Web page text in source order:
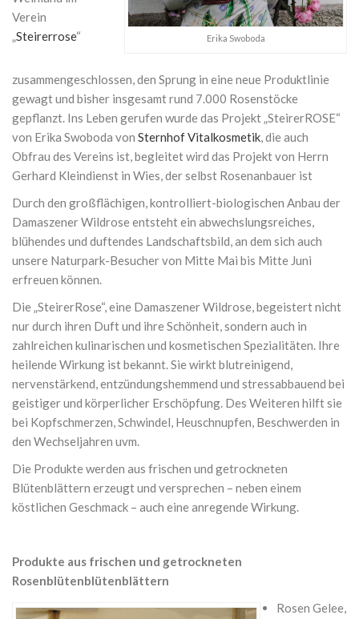
Erika Swoboda
Verein
„Steirerrose“
zusammengeschlossen, den Sprung in eine neue Produktlinie
gewagt und bisher insgesamt rund 7.000 Rosenstöcke
gepflanzt. Ins Leben gerufen wurde das Projekt „SteirerROSE“
von Erika Swoboda von Sternhof Vitalkosmetik, die auch
Obfrau des Vereins ist, begleitet wird das Projekt von Herrn
Gerhard Kleindienst in Wies, der selbst Rosenanbauer ist
Durch den großflächigen, kontrolliert-biologischen Anbau der
Damaszener Wildrose entsteht ein abwechslungsreiches,
blühendes und duftendes Landschaftsbild, an dem sich auch
unsere Naturpark-Besucher von Mitte Mai bis Mitte Juni
erfreuen können.
Die „SteirerRose“, eine Damaszener Wildrose, begeistert nicht
nur durch ihren Duft und ihre Schönheit, sondern auch in
zahlreichen kulinarischen und kosmetischen Spezialitäten. Ihre
heilende Wirkung ist bekannt. Sie wirkt blutreinigend,
nervenstärkend, entzündungshemmend und stressabbauend bei
geistiger und körperlicher Erschöpfung. Des Weiteren hilft sie
bei Kopfschmerzen, Schwindel, Heuschnupfen, Beschwerden in
den Wechseljahren uvm.
Die Produkte werden aus frischen und getrockneten
Blütenblättern erzeugt und versprechen – neben einem
köstlichen Geschmack – auch eine anregende Wirkung.
Produkte aus frischen und getrockneten
Rosenblütenblütenblättern
Rosen Gelee,